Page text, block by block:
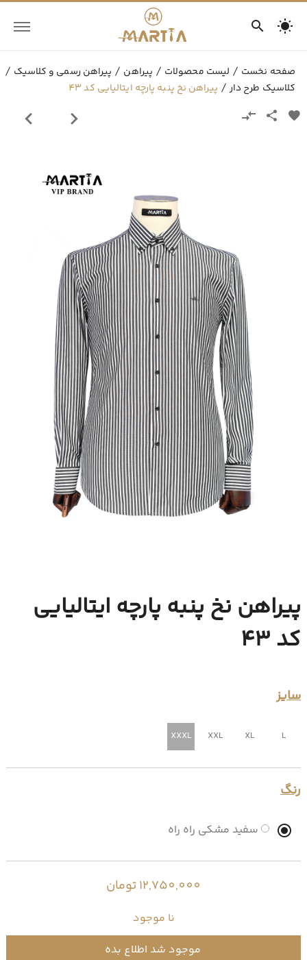
صفحه نخست لیست محصولات پیراهن
پیراهن رسمی و کلاسیک
کلاسیک طرح دار
پیراهن نخ پنبه پارچه ایتالیایی کد 43
پیراهن نخ پنبه پارچه ایتالیایی
کد 43
سایز
L
XL
XXL
XXXL
رنگ
سفید مشکی راه راه
12,750,000 تومان
نا موجود
موجود شد اطلاع بده